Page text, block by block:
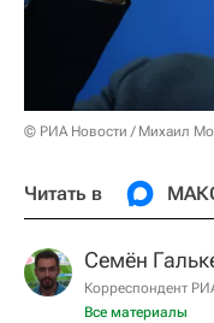
© РИА Новости / Михаил
Читать в
Семён
Корреспондент
Все материалы